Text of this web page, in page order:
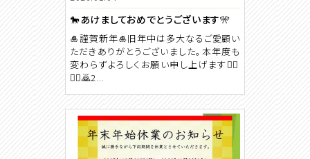
🐎あけましておめでとうございます🎌
🎍謹賀新年🎍旧年中は多大なるご愛顧い
ただきありがとうございました。本年度も
変わらずよろしくお願い申し上げます🙇‍♂️
🙇‍♀️🙇2...